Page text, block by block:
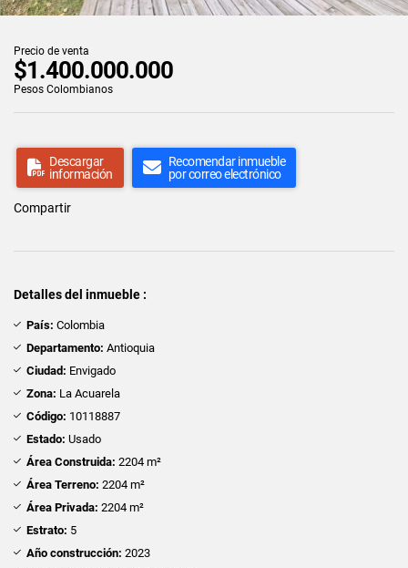
Precio de venta
$1.400.000.000
Pesos Colombianos
Descargar
información
Recomendar inmueble
por correo electrónico
Compartir
Detalles del inmueble :
País: Colombia
Departamento: Antioquia
Ciudad: Envigado
Zona: La Acuarela
Código: 10118887
Estado: Usado
Área Construida: 2204 m²
Área Terreno: 2204 m²
Área Privada: 2204 m²
Estrato: 5
Año construcción: 2023